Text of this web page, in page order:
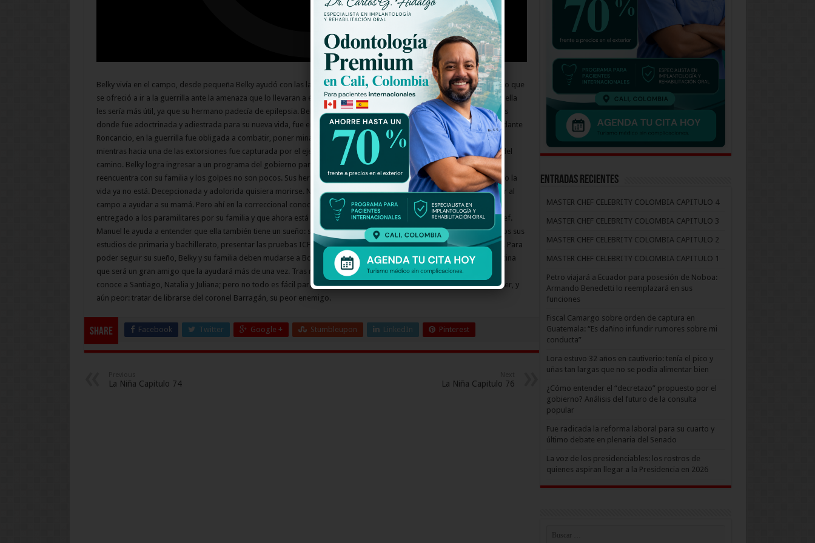
Belky vivía en el campo, desde pequeña Belky ayudó con las labores de la casa, cuidaba a su hermano y lo amaba tanto que
se ofreció a ir a la guerrilla ante la amenaza que lo llevaran a él. Dándoles por excusa que su hermano era débil y que ella
les sería más útil, ya que su hermano padecía de epilepsia. Belky fue llevada a la selva en donde por más de cinco años
donde fue adoctrinada y adiestrada para su nueva vida, fue entonces llamada “Sara” nombre colocado por el comandante
Roncancio, en la guerrilla fue obligada a combatir, poner minas, atacar poblaciones inocentes y extorsionar. Un día
mientras hacia una de las extorsiones fue capturada por el ejército y, fue ahí donde Belky encontró una luz en medio del
camino. Belky logra ingresar a un programa del gobierno para la reinserción de menores llevados a la guerra. ahí se
reencuentra con su familia y los golpes no son pocos. Sus hermanas ya ni la conocen y su hermanito, ese por el que dio la
vida ya no está. Decepcionada y adolorida quisiera morirse. No tiene ganas de estudiar, ni de salir, mucho menos de ir al
campo a ayudar a su mamá. Pero ahí en la correccional conoce el amor que le ofrece Manuel, un muchacho que fue
entregado a los paramilitares por su familia y que ahora está tratando de cumplir su sueño: convertirse en un gran chef.
Manuel le ayuda a entender que ella también tiene un sueño: ser médica. Es entonces cuando Belky decide validar todos sus
estudios de primaria y bachillerato, presentar las pruebas ICFES y entrar a una buena universidad a estudiar Medicina. Para
poder seguir su sueño, Belky y su familia deben mudarse a Bogotá. Ahí conoce a Víctor, un futuro estudiante de Medicina
que será un gran amigo que la ayudará más de una vez. Tras muchos obstáculos, Belky logra entrar a la facultad. Ahí
conoce a Santiago, Natalia y Juliana; pero no todo es fácil para Belky además de estudiar debe trabajar en un call center, y
aún peor: tratar de librarse del coronel Barragán, su peor enemigo.
Share Facebook Twitter Google + Stumbleupon LinkedIn Pinterest
La Niña Capitulo 74 La Niña Capitulo 76
Entradas recientes
MASTER CHEF CELEBRITY COLOMBIA CAPITULO 4
MASTER CHEF CELEBRITY COLOMBIA CAPITULO 3
MASTER CHEF CELEBRITY COLOMBIA CAPITULO 2
MASTER CHEF CELEBRITY COLOMBIA CAPITULO 1
Petro viajará a Ecuador para posesión de Noboa:
Armando Benedetti lo reemplazará en sus
funciones
Fiscal Camargo sobre orden de captura en
Guatemala: “Es dañino infundir rumores sobre mi
conducta”
Lora estuvo 32 años en cautiverio: tenía el pico y
uñas tan largas que no se podía alimentar bien
¿Cómo entender el “decretazo” propuesto por el
gobierno? Análisis del futuro de la consulta
popular
Fue radicada la reforma laboral para su cuarto y
último debate en plenaria del Senado
La voz de los presidenciables: los rostros de
quienes aspiran llegar a la Presidencia en 2026